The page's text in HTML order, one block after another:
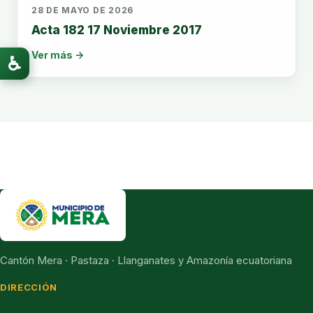
28 DE MAYO DE 2026
Acta 182 17 Noviembre 2017
Ver más →
Cantón Mera · Pastaza · Llanganates y Amazonía ecuatoriana
DIRECCIÓN
♿